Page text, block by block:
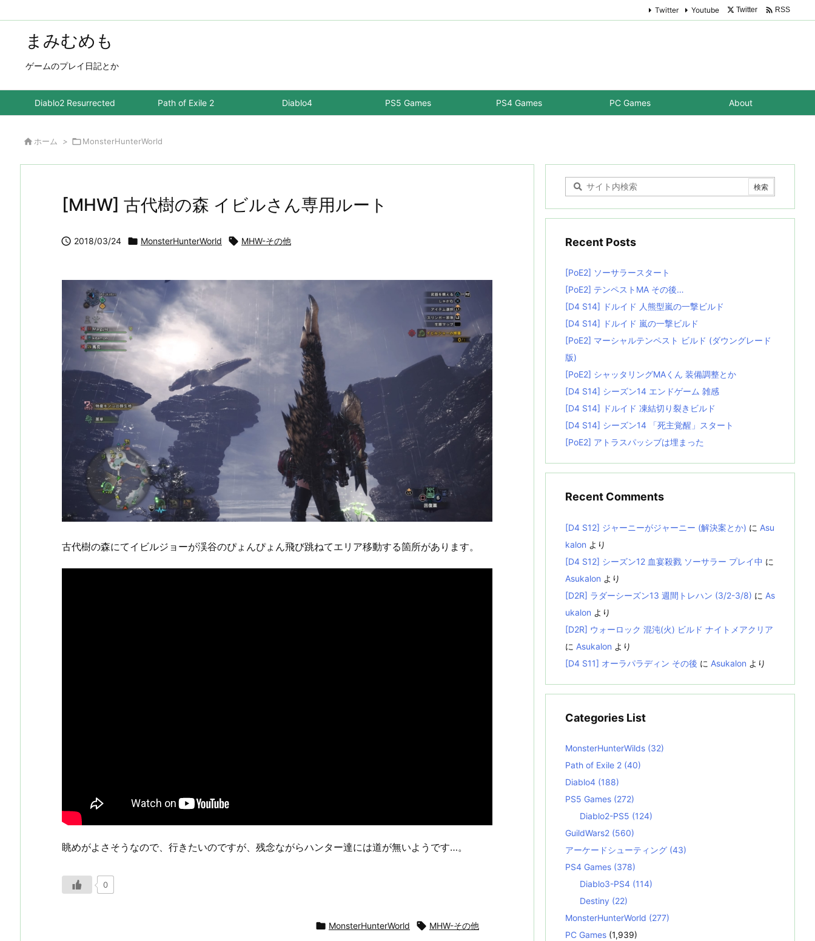
まみむめも
ゲームのプレイ日記とか
Diablo2 Resurrected Path of Exile 2 Diablo4 PS5 Games PS4 Games PC Games About
Twitter Youtube Twitter  RSS
 ホーム > MonsterHunterWorld
[MHW] 古代樹の森 イビルさん専用ルート
 2018/03/24  MonsterHunterWorld  MHW-その他
古代樹の森にてイビルジョーが渓谷のぴょんぴょん飛び跳ねてエリア移動する箇所があります。
眺めがよさそうなので、行きたいのですが、残念ながらハンター達には道が無いようです…。
0
 MonsterHunterWorld  MHW-その他
Recent Posts
[PoE2] ソーサラースタート
[PoE2] テンペストMA その後…
[D4 S14] ドルイド 人熊型嵐の一撃ビルド
[D4 S14] ドルイド 嵐の一撃ビルド
[PoE2] マーシャルテンペスト ビルド (ダウングレード
版)
[PoE2] シャッタリングMAくん 装備調整とか
[D4 S14] シーズン14 エンドゲーム 雑感
[D4 S14] ドルイド 凍結切り裂きビルド
[D4 S14] シーズン14 「死主覚醒」スタート
[PoE2] アトラスパッシブは埋まった
Recent Comments
[D4 S12] ジャーニーがジャーニー (解決案とか) に Asu
kalon より
[D4 S12] シーズン12 血宴殺戮 ソーサラー プレイ中 に
Asukalon より
[D2R] ラダーシーズン13 週間トレハン (3/2-3/8) に As
ukalon より
[D2R] ウォーロック 混沌(火) ビルド ナイトメアクリア
に Asukalon より
[D4 S11] オーラパラディン その後 に Asukalon より
Categories List
MonsterHunterWilds (32)
Path of Exile 2 (40)
Diablo4 (188)
PS5 Games (272)
Diablo2-PS5 (124)
GuildWars2 (560)
アーケードシューティング (43)
PS4 Games (378)
Diablo3-PS4 (114)
Destiny (22)
MonsterHunterWorld (277)
PC Games (1,939)